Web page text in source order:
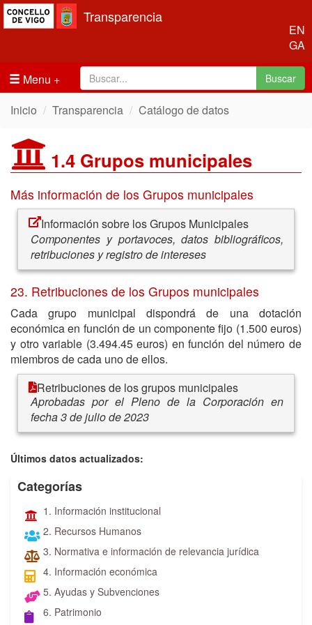
EN
GA
Transparencia
Menu Buscar
Inicio Transparencia Catálogo de datos
1.4 Grupos municipales
Más información de los Grupos municipales
Información sobre los Grupos Municipales
Componentes y portavoces, datos bibliográficos,
retribuciones y registro de intereses
23. Retribuciones de los Grupos municipales
Cada grupo municipal dispondrá de una dotación
económica en función de un componente fijo (1.500 euros)
y otro variable (3.494.45 euros) en función del número de
miembros de cada uno de ellos.
Retribuciones de los grupos municipales
Aprobadas por el Pleno de la Corporación en
fecha 3 de julio de 2023
Últimos datos actualizados:
Categorías
1. Información institucional
2. Recursos Humanos
3. Normativa e información de relevancia jurídica
4. Información económica
5. Ayudas y Subvenciones
6. Patrimonio